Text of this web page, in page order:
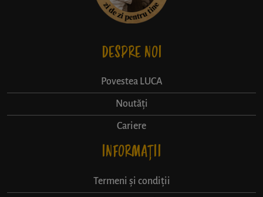
DESPRE NOI
Povestea LUCA
Noutăți
Cariere
INFORMAȚII
Termeni și condiții